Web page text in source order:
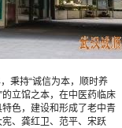
秉持“诚信为本，顺时养
的立馆之本，在中医药临床
色，建设和形成了老中青
、龚红卫、范平、宋跃